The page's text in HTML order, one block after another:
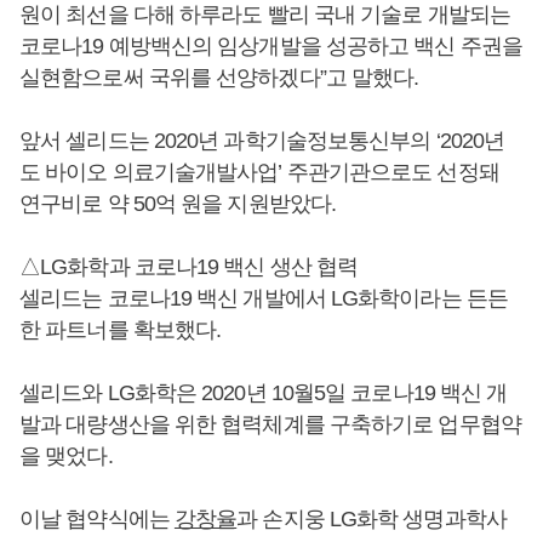
원이 최선을 다해 하루라도 빨리 국내 기술로 개발되는
코로나19 예방백신의 임상개발을 성공하고 백신 주권을
실현함으로써 국위를 선양하겠다”고 말했다.
앞서 셀리드는 2020년 과학기술정보통신부의 ‘2020년
도 바이오 의료기술개발사업’ 주관기관으로도 선정돼
연구비로 약 50억 원을 지원받았다.
△LG화학과 코로나19 백신 생산 협력
셀리드는 코로나19 백신 개발에서 LG화학이라는 든든
한 파트너를 확보했다.
셀리드와 LG화학은 2020년 10월5일 코로나19 백신 개
발과 대량생산을 위한 협력체계를 구축하기로 업무협약
을 맺었다.
이날 협약식에는 강창율과 손지웅 LG화학 생명과학사